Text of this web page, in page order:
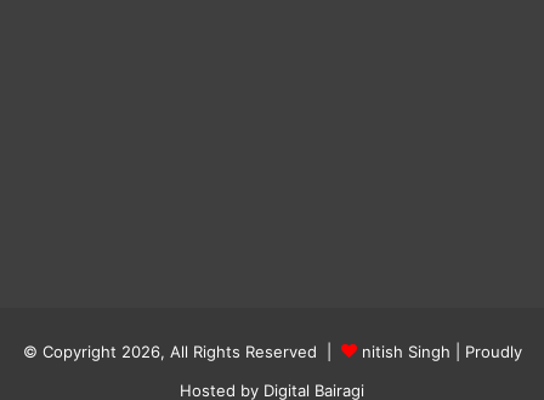
© Copyright 2026, All Rights Reserved | nitish Singh | Proudly
Hosted by Digital Bairagi